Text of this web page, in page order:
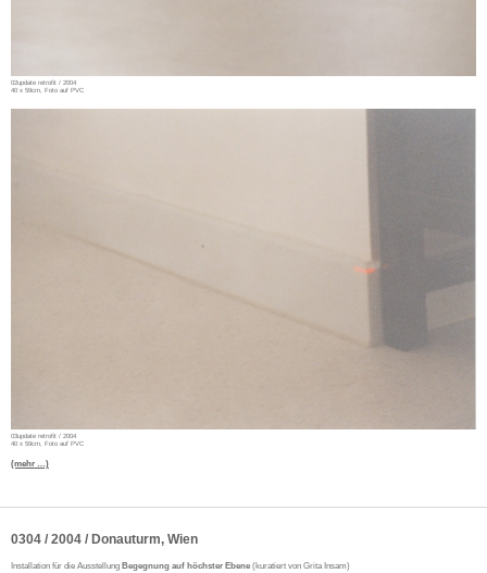
02update retrofit / 2004
40 x 59cm, Foto auf PVC
03update retrofit / 2004
40 x 59cm, Foto auf PVC
(mehr …)
0304 / 2004 / Donauturm, Wien
Installation für die Ausstellung Begegnung auf höchster Ebene (kuratiert von Grita Insam)